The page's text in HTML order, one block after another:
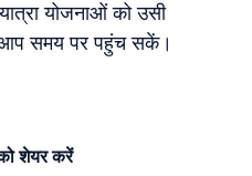
योजनाओं को उसी
आप समय पर पहुंच सकें।
शेयर करें